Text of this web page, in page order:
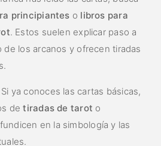
principiantes o libros para
. Estos suelen explicar paso a
de los arcanos y ofrecen tiradas
Si ya conoces las cartas básicas,
detiradas de tarot o
en la simbología y las